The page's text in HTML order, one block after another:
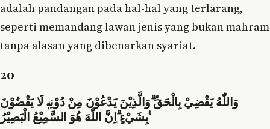
adalah pandangan pada hal-hal yang terlarang,
seperti memandang lawan jenis yang bukan mahram
tanpa alasan yang dibenarkan syariat.
20
وَاللّٰهُ يَقْضِيْ بِالْحَقِّ ۗوَالَّذِيْنَ يَدْعُوْنَ مِنْ دُوْنِهٖ لَا يَقْضُوْنَ
بِشَيْءٍ ۗاِنَّ اللّٰهَ هُوَ السَّمِيْعُ الْبَصِيْرُ ࣖ